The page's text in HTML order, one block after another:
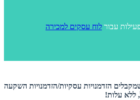
עבור לוח עסקים למכירה
הזדמנויות עסקיות/הזדמנויות השקעה
ללא עלות!